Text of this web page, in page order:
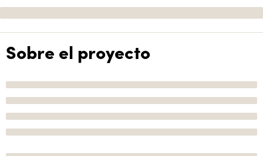
Sobre el proyecto